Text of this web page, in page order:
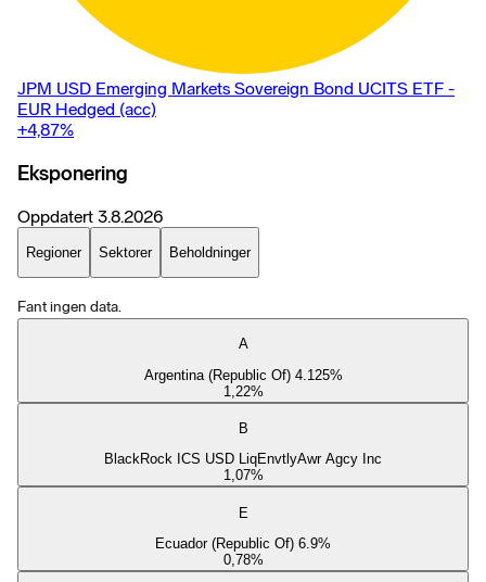
JPM USD Emerging Markets Sovereign Bond UCITS ETF -
EUR Hedged (acc)
+4,87%
Eksponering
Oppdatert 3.8.2026
Regioner Sektorer Beholdninger
Fant ingen data.
A
Argentina (Republic Of) 4.125%
1,22%
B
BlackRock ICS USD LiqEnvtlyAwr Agcy Inc
1,07%
E
Ecuador (Republic Of) 6.9%
0,78%